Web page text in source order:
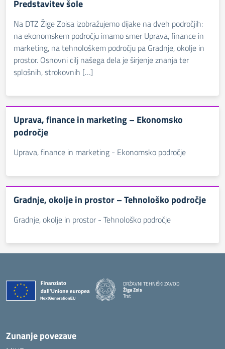
Predstavitev šole
Na DTZ Žige Zoisa izobražujemo dijake na dveh področjih:
na ekonomskem področju imamo smer Uprava, finance in
marketing, na tehnološkem področju pa Gradnje, okolje in
prostor. Osnovni cilj našega dela je širjenje znanja ter
splošnih, strokovnih […]
Uprava, finance in marketing – Ekonomsko
področje
Uprava, finance in marketing - Ekonomsko področje
Gradnje, okolje in prostor – Tehnološko področje
Gradnje, okolje in prostor - Tehnološko področje
DRŽAVNI TEHNIŠKI ZAVOD
Žiga Zois
Trst
Zunanje povezave